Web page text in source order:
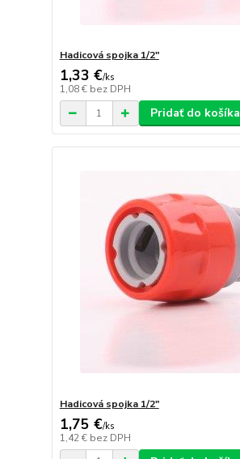
Hadicová spojka 1/2"
1,33 €/ks
1,08 € bez DPH
Pridať do košíka
Hadicová spojka 1/2"
1,75 €/ks
1,42 € bez DPH